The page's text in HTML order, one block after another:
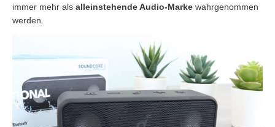
immer mehr als alleinstehende Audio-Marke wahrgenommen
werden.